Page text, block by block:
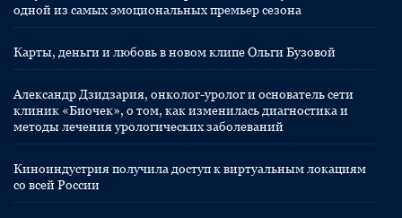
одной из самых эмоциональных премьер сезона
Карты, деньги и любовь в новом клипе Ольги Бузовой
Александр Дзидзария, онколог-уролог и основатель сети
клиник «Биочек», о том, как изменилась диагностика и
методы лечения урологических заболеваний
Киноиндустрия получила доступ к виртуальным локациям
со всей России